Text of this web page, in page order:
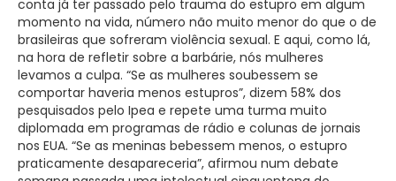
conta já ter passado pelo trauma do estupro em algum
momento na vida, número não muito menor do que o de
brasileiras que sofreram violência sexual. E aqui, como lá,
na hora de refletir sobre a barbárie, nós mulheres
levamos a culpa. “Se as mulheres soubessem se
comportar haveria menos estupros”, dizem 58% dos
pesquisados pelo Ipea e repete uma turma muito
diplomada em programas de rádio e colunas de jornais
nos EUA. “Se as meninas bebessem menos, o estupro
praticamente desapareceria”, afirmou num debate